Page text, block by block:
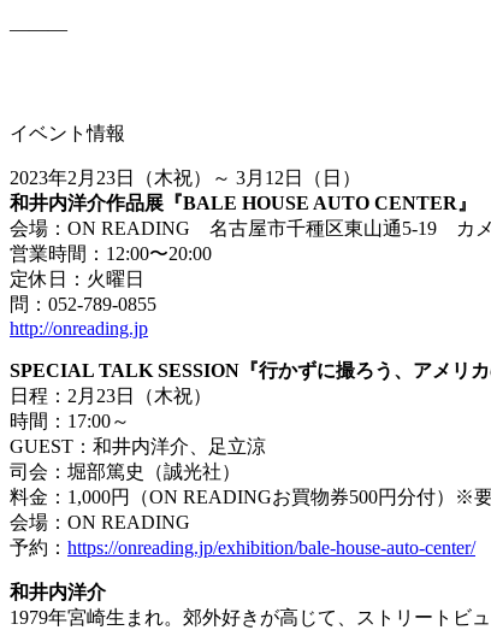
―――
イベント情報
2023年2月23日（木祝）～ 3月12日（日）
和井内洋介作品展『BALE HOUSE AUTO CENTER』
会場：ON READING 名古屋市千種区東山通5-19 カ
営業時間：12:00〜20:00
定休日：火曜日
問：052-789-0855
http://onreading.jp
SPECIAL TALK SESSION『行かずに撮ろう、アメリカ
日程：2月23日（木祝）
時間：17:00～
GUEST：和井内洋介、足立涼
司会：堀部篤史（誠光社）
料金：1,000円（ON READINGお買物券500円分付）※
会場：ON READING
予約： https://onreading.jp/exhibition/bale-house-auto-center/
和井内洋介
1979年宮崎生まれ。郊外好きが高じて、ストリートビ